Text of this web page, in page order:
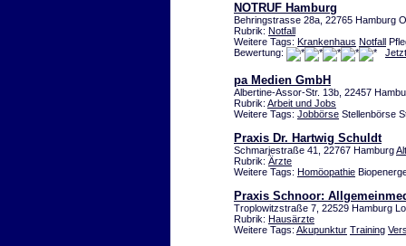
NOTRUF Hamburg
Behringstrasse 28a, 22765 Hamburg
Rubrik: Notfall
Weitere Tags: Krankenhaus Notfall
Bewertung:
pa Medien GmbH
Albertine-Assor-Str. 13b, 22457
Rubrik: Arbeit und Jobs
Weitere Tags: Jobbörse Stellenbörse
Praxis Dr. Hartwig Schuldt
Schmarjestraße 41, 22767 Hamburg
Rubrik: Ärzte
Weitere Tags: Homöopathie
Praxis Schnoor:
Troplowitzstraße 7, 22529 Hamburg
Rubrik: Hausärzte
Weitere Tags: Akupunktur Training